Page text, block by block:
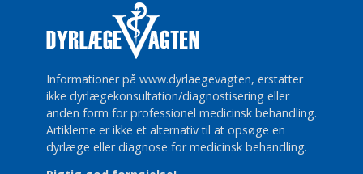
Informationer på www.dyrlaegevagten, erstatter
ikke dyrlægekonsultation/diagnostisering eller
anden form for professionel medicinsk behandling.
Artiklerne er ikke et alternativ til at opsøge en
dyrlæge eller diagnose for medicinsk behandling.